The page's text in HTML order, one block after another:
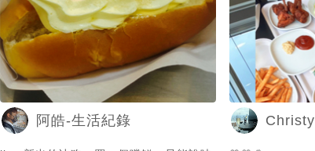
阿皓-生活紀錄 Christy